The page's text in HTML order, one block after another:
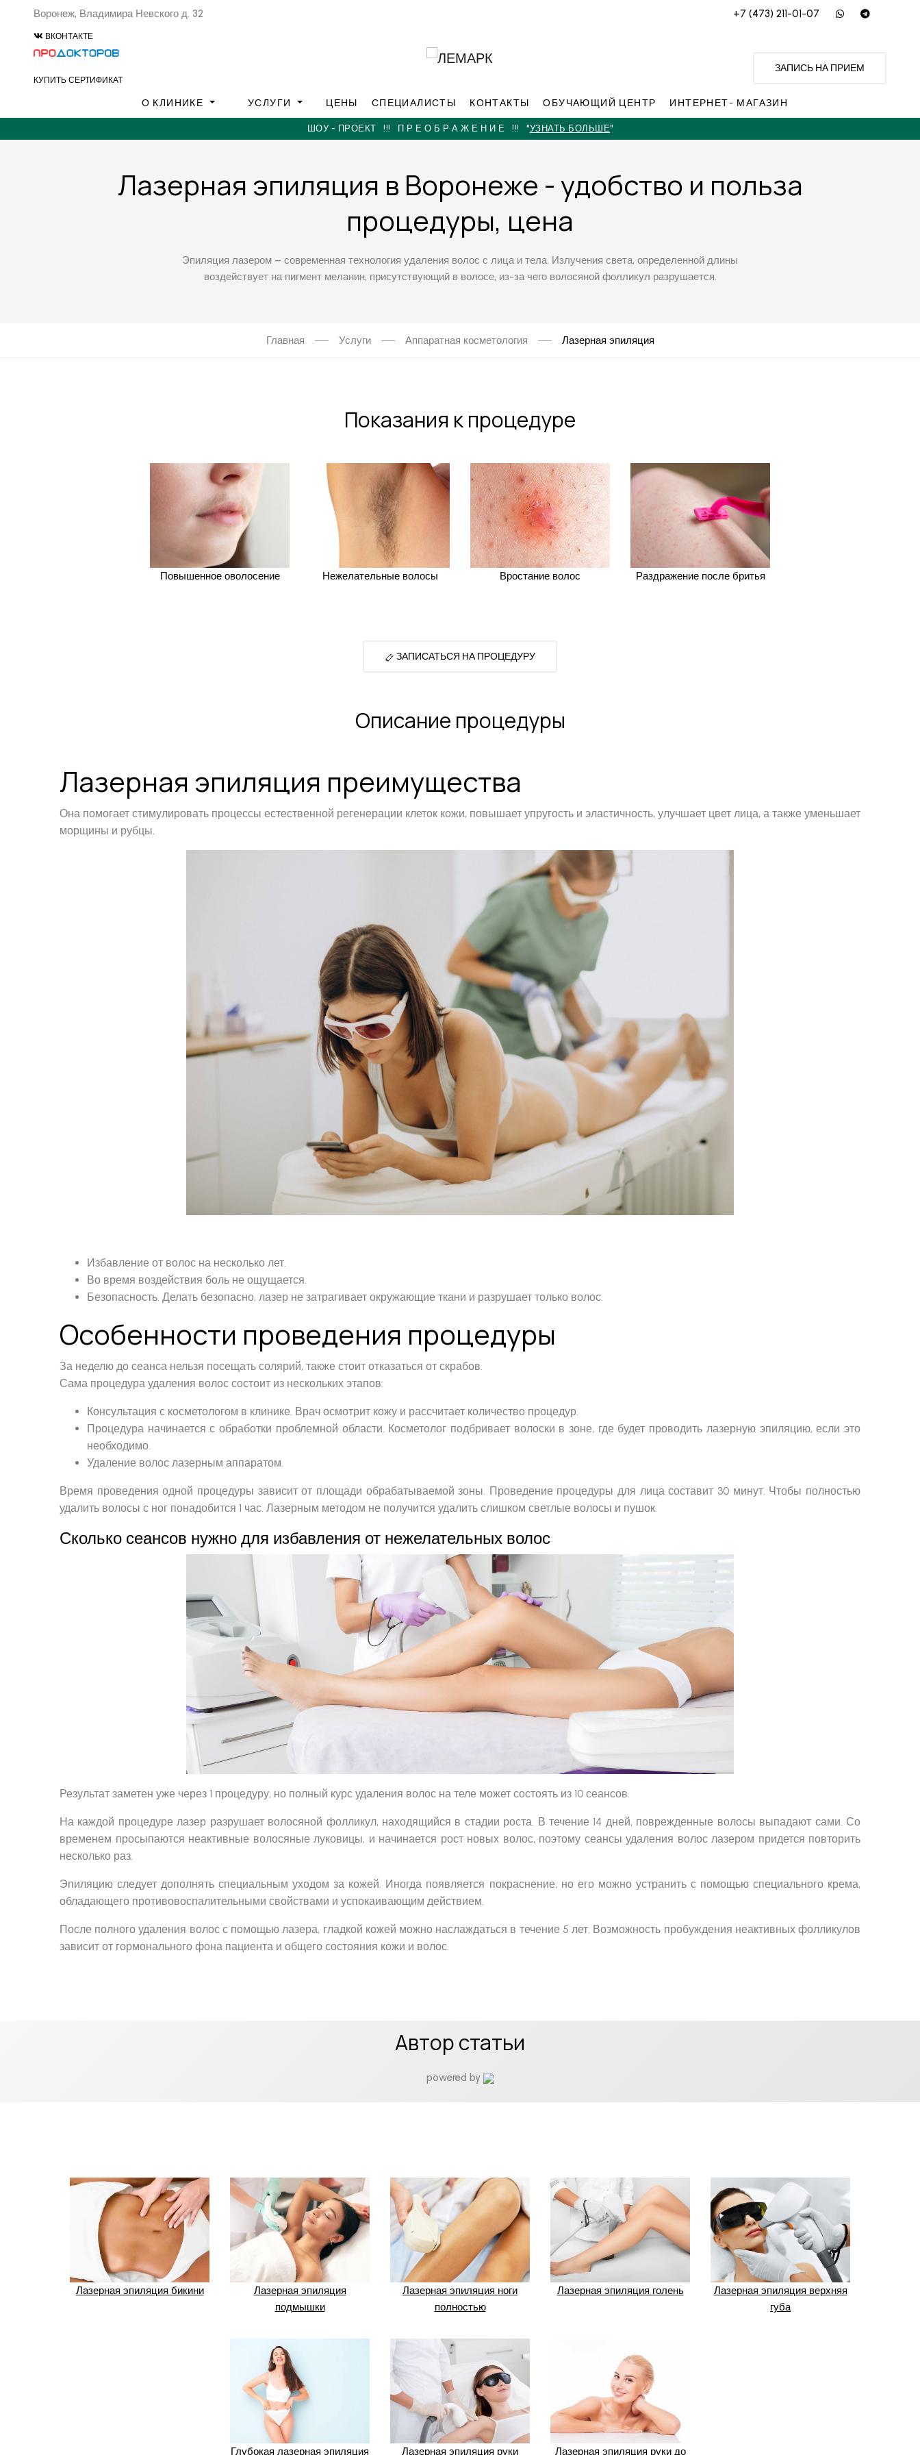
Воронеж, Владимира Невского д. 32 +7 (473) 211-01-07
ВКОНТАКТЕ
КУПИТЬ СЕРТИФИКАТ
ЗАПИСЬ НА ПРИЕМ
О КЛИНИКЕ УСЛУГИ ЦЕНЫ СПЕЦИАЛИСТЫ КОНТАКТЫ ОБУЧАЮЩИЙ ЦЕНТР ИНТЕРНЕТ- МАГАЗИН
КОМПЬЮТЕРНАЯ ДИАГНОСТИКА КОЖИ ЛИЦА"ЗАПИСАТЬСЯ"
Лазерная эпиляция в Воронеже - удобство и польза
процедуры, цена
Эпиляция лазером – современная технология удаления волос с лица и тела. Излучения света, определенной длины
воздействует на пигмент меланин, присутствующий в волосе, из-за чего волосяной фолликул разрушается.
Главная Услуги Аппаратная косметология Лазерная эпиляция
Показания к процедуре
Повышенное оволосение Нежелательные волосы Вростание волос Раздражение после бритья
ЗАПИСАТЬСЯ НА ПРОЦЕДУРУ
Описание процедуры
Лазерная эпиляция преимущества
Она помогает стимулировать процессы естественной регенерации клеток кожи, повышает упругость и эластичность, улучшает цвет лица, а также уменьшает
морщины и рубцы.
Избавление от волос на несколько лет.
Во время воздействия боль не ощущается.
Безопасность. Делать безопасно, лазер не затрагивает окружающие ткани и разрушает только волос.
Особенности проведения процедуры
За неделю до сеанса нельзя посещать солярий, также стоит отказаться от скрабов.
Сама процедура удаления волос состоит из нескольких этапов:
Консультация с косметологом в клинике. Врач осмотрит кожу и рассчитает количество процедур.
Процедура начинается с обработки проблемной области. Косметолог подбривает волоски в зоне, где будет проводить лазерную эпиляцию, если это
необходимо.
Удаление волос лазерным аппаратом.
Время проведения одной процедуры зависит от площади обрабатываемой зоны. Проведение процедуры для лица составит 30 минут. Чтобы полностью
удалить волосы с ног понадобится 1 час. Лазерным методом не получится удалить слишком светлые волосы и пушок.
Сколько сеансов нужно для избавления от нежелательных волос
Результат заметен уже через 1 процедуру, но полный курс удаления волос на теле может состоять из 10 сеансов.
На каждой процедуре лазер разрушает волосяной фолликул, находящийся в стадии роста. В течение 14 дней, поврежденные волосы выпадают сами. Со
временем просыпаются неактивные волосяные луковицы, и начинается рост новых волос, поэтому сеансы удаления волос лазером придется повторить
несколько раз.
Эпиляцию следует дополнять специальным уходом за кожей. Иногда появляется покраснение, но его можно устранить с помощью специального крема,
обладающего противовоспалительными свойствами и успокаивающим действием.
После полного удаления волос с помощью лазера, гладкой кожей можно наслаждаться в течение 5 лет. Возможность пробуждения неактивных фолликулов
зависит от гормонального фона пациента и общего состояния кожи и волос.
Автор статьи
powered by
Лазерная эпиляция бикини
Лазерная эпиляция
подмышки
Лазерная эпиляция ноги
полностью
Лазерная эпиляция голень
Лазерная эпиляция верхняя
губа
Глубокая лазерная эпиляция Лазерная эпиляция руки Лазерная эпиляция руки до